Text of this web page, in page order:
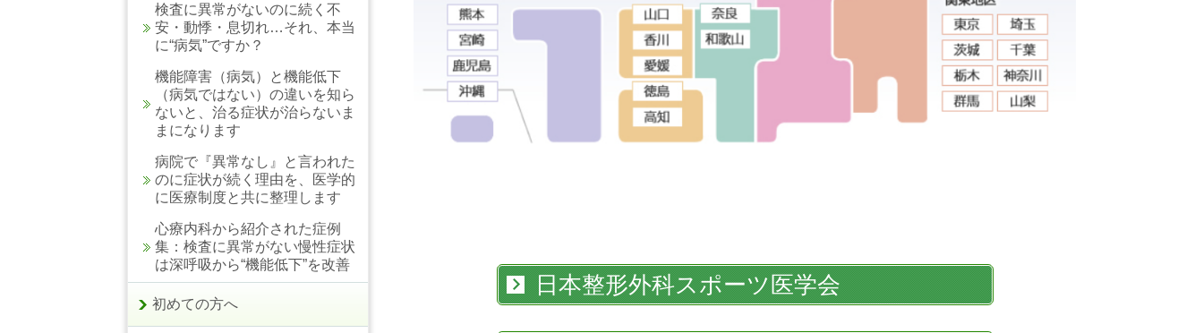
日本整形外科スポーツ医学会
検査に異常がないのに続く不
安・動悸・息切れ…それ、本当
に“病気”ですか？
機能障害（病気）と機能低下
（病気ではない）の違いを知ら
ないと、治る症状が治らないま
まになります
病院で『異常なし』と言われた
のに症状が続く理由を、医学的
に医療制度と共に整理します
心療内科から紹介された症例
集：検査に異常がない慢性症状
は深呼吸から“機能低下”を改善
初めての方へ